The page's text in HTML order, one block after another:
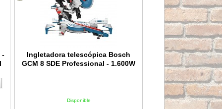
-
Ingletadora telescópica Bosch
GCM 8 SDE Professional - 1.600W
Disponible